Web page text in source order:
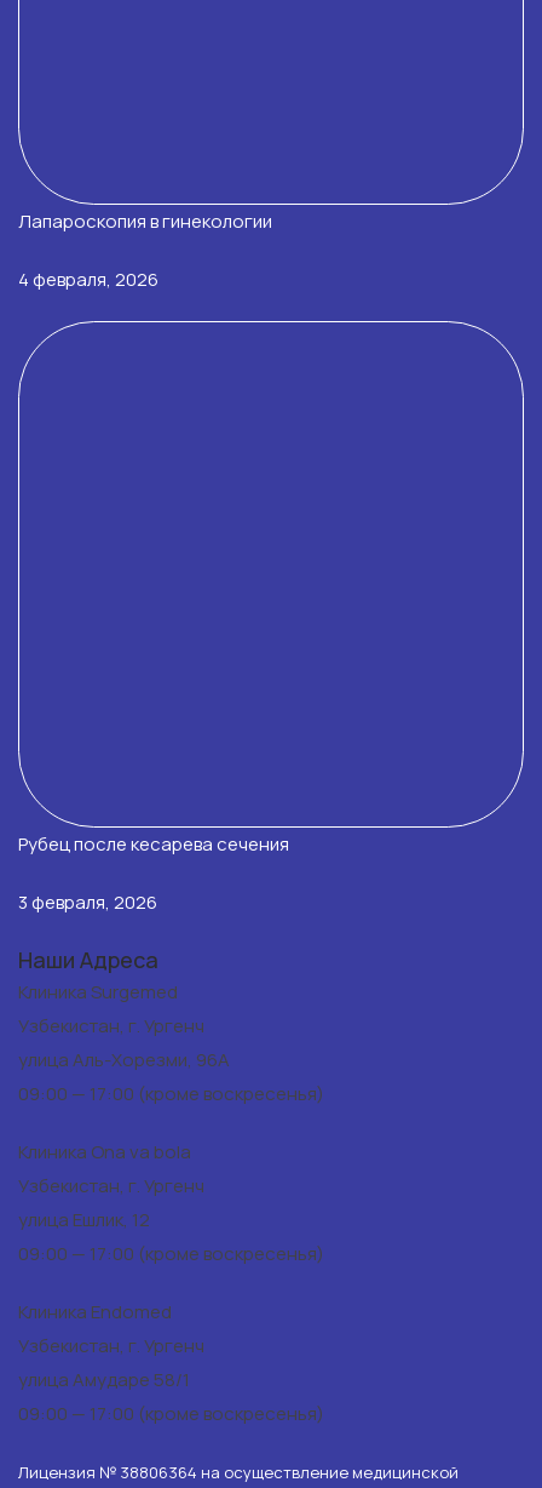
Лапароскопия в гинекологии
4 февраля, 2026
Рубец после кесарева сечения
3 февраля, 2026
Наши Адреса
Клиника Surgemed
Узбекистан, г. Ургенч
улица Аль-Хорезми, 96А
09:00 — 17:00 (кроме воскресенья)
Клиника Ona va bola
Узбекистан, г. Ургенч
улица Ешлик, 12
09:00 — 17:00 (кроме воскресенья)
Клиника Endomed
Узбекистан, г. Ургенч
улица Амударе 58/1
09:00 — 17:00 (кроме воскресенья)
Лицензия № 38806364 на осуществление медицинской